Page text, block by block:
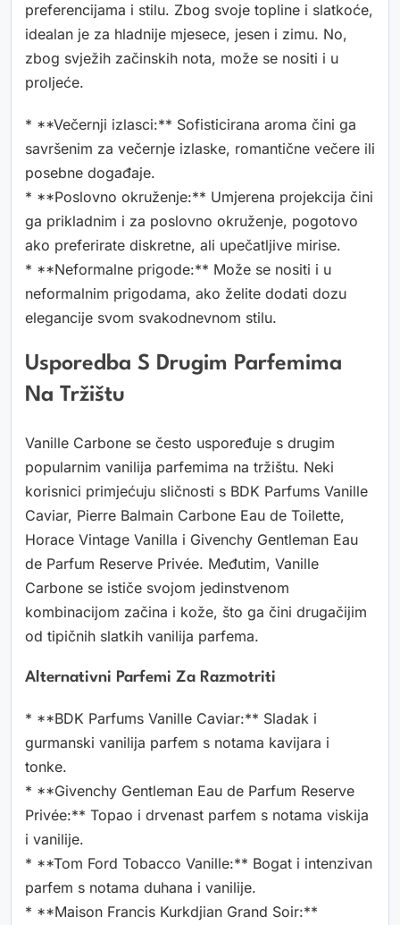
preferencijama i stilu. Zbog svoje topline i slatkoće,
idealan je za hladnije mjesece, jesen i zimu. No,
zbog svježih začinskih nota, može se nositi i u
proljeće.
* **Večernji izlasci:** Sofisticirana aroma čini ga
savršenim za večernje izlaske, romantične večere ili
posebne događaje.
* **Poslovno okruženje:** Umjerena projekcija čini
ga prikladnim i za poslovno okruženje, pogotovo
ako preferirate diskretne, ali upečatljive mirise.
* **Neformalne prigode:** Može se nositi i u
neformalnim prigodama, ako želite dodati dozu
elegancije svom svakodnevnom stilu.
Usporedba S Drugim Parfemima
Na Tržištu
Vanille Carbone se često uspoređuje s drugim
popularnim vanilija parfemima na tržištu. Neki
korisnici primjećuju sličnosti s BDK Parfums Vanille
Caviar, Pierre Balmain Carbone Eau de Toilette,
Horace Vintage Vanilla i Givenchy Gentleman Eau
de Parfum Reserve Privée. Međutim, Vanille
Carbone se ističe svojom jedinstvenom
kombinacijom začina i kože, što ga čini drugačijim
od tipičnih slatkih vanilija parfema.
Alternativni Parfemi Za Razmotriti
* **BDK Parfums Vanille Caviar:** Sladak i
gurmanski vanilija parfem s notama kavijara i
tonke.
* **Givenchy Gentleman Eau de Parfum Reserve
Privée:** Topao i drvenast parfem s notama viskija
i vanilije.
* **Tom Ford Tobacco Vanille:** Bogat i intenzivan
parfem s notama duhana i vanilije.
* **Maison Francis Kurkdjian Grand Soir:**